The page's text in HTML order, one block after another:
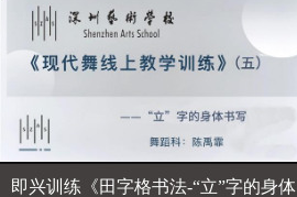
即兴训练《田字格书法-“立”字的身体